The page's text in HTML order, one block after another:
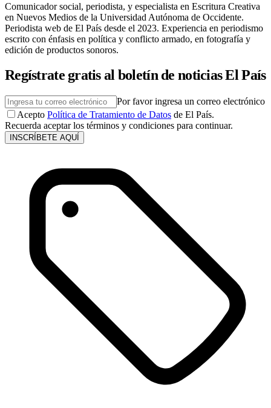
Comunicador social, periodista, y especialista en Escritura Creativa
en Nuevos Medios de la Universidad Autónoma de Occidente.
Periodista web de El País desde el 2023. Experiencia en periodismo
escrito con énfasis en política y conflicto armado, en fotografía y
edición de productos sonoros.
Regístrate gratis al boletín de noticias El País
Por favor ingresa un correo electrónico
Acepto Política de Tratamiento de Datos de El País.
Recuerda aceptar los términos y condiciones para continuar.
INSCRÍBETE AQUÍ